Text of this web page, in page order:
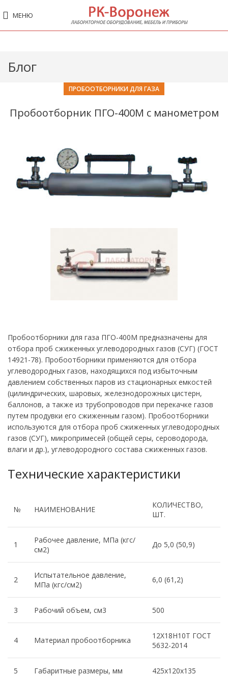
МЕНЮ
Блог
ПРОБООТБОРНИКИ ДЛЯ ГАЗА
Пробоотборник ПГО-400М с манометром
Пробоотборники для газа ПГО-400М предназначены для
отбора проб сжиженных углеводородных газов (СУГ) (ГОСТ
14921-78). Пробоотборники применяются для отбора
углеводородных газов, находящихся под избыточным
давлением собственных паров из стационарных емкостей
(цилиндрических, шаровых, железнодорожных цистерн,
баллонов, а также из трубопроводов при перекачке газов
путем продувки его сжиженным газом). Пробоотборники
используются для отбора проб сжиженных углеводородных
газов (СУГ), микропримесей (общей серы, сероводорода,
влаги и др.), углеводородного состава сжиженных газов.
Технические характеристики
№ НАИМЕНОВАНИЕ
КОЛИЧЕСТВО,
ШТ.
1
Рабочее давление, МПа (кгс/
см2)
До 5,0 (50,9)
2
Испытательное давление,
МПа (кгс/см2)
6,0 (61,2)
3 Рабочий объем, см3 500
4 Материал пробоотборника
12Х18Н10Т ГОСТ
5632-2014
5 Габаритные размеры, мм 425х120х135